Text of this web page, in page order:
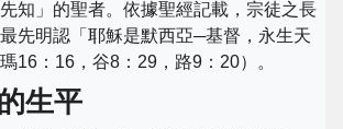
知」的聖者。依據聖經記載，宗徒之長
先明認「耶穌是默西亞─基督，永生天
16：16，谷8：29，路9：20）。
生平